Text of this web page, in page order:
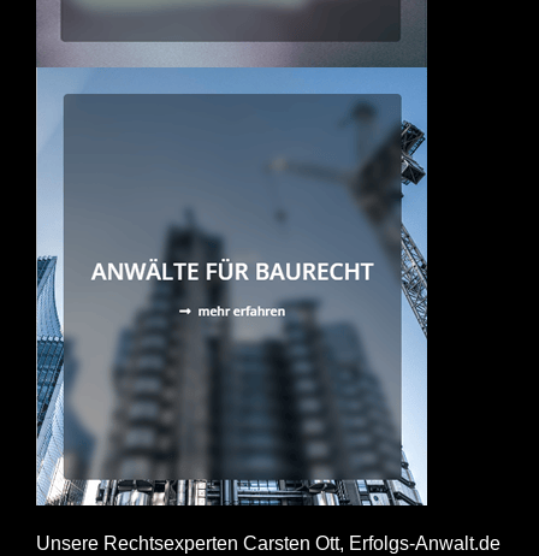
Unsere Rechtsexperten Carsten Ott, Erfolgs-Anwalt.de